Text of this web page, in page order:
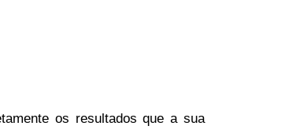
os resultados que a sua